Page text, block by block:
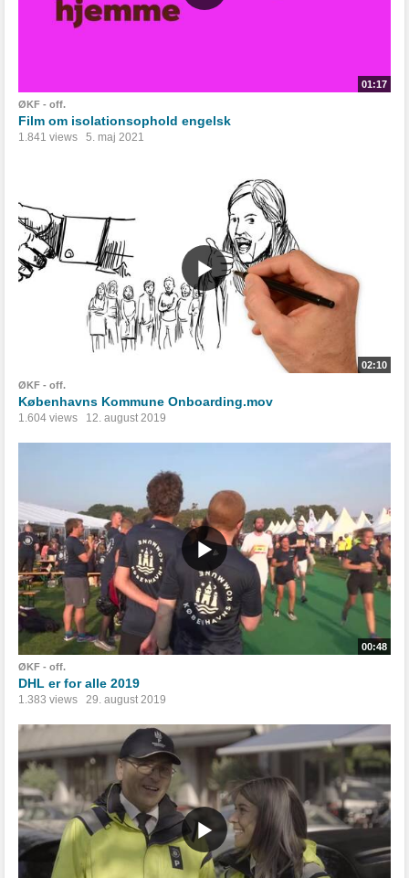
01:17
ØKF - off.
Film om isolationsophold engelsk
1.841 views 5. maj 2021
02:10
ØKF - off.
Københavns Kommune Onboarding.mov
1.604 views 12. august 2019
00:48
ØKF - off.
DHL er for alle 2019
1.383 views 29. august 2019